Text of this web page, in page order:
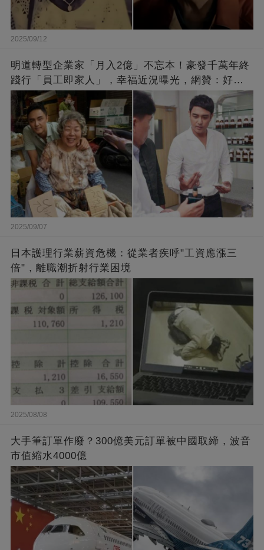
2025/09/12
明道轉型企業家「月入2億」不忘本！豪發千萬年終
踐行「員工即家人」，幸福近況曝光，網贊：好老
闆的福報
2025/09/07
日本護理行業薪資危機：從業者疾呼"工資應漲三
倍"，離職潮折射行業困境
2025/08/08
大手筆訂單作廢？300億美元訂單被中國取締，波音
市值縮水4000億